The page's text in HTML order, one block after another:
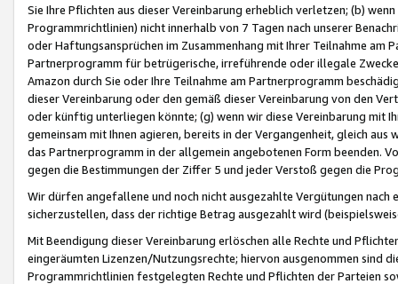
Sie Ihre Pflichten aus dieser Vereinbarung erheblich verletzen; (b)
Programmrichtlinien) nicht innerhalb von 7 Tagen nach unserer
oder Haftungsansprüchen im Zusammenhang mit Ihrer Teilnahme am
Partnerprogramm für betrügerische, irreführende oder illegale
Amazon durch Sie oder Ihre Teilnahme am Partnerprogramm
dieser Vereinbarung oder den gemäß dieser Vereinbarung von den
oder künftig unterliegen könnte; (g) wenn wir diese Vereinbarung mit
gemeinsam mit Ihnen agieren, bereits in der Vergangenheit, gleich
das Partnerprogramm in der allgemein angebotenen Form beenden.
gegen die Bestimmungen der Ziffer 5 und jeder Verstoß gegen die
Wir dürfen angefallene und noch nicht ausgezahlte Vergütungen
sicherzustellen, dass der richtige Betrag ausgezahlt wird
Mit Beendigung dieser Vereinbarung erlöschen alle Rechte und
eingeräumten Lizenzen/Nutzungsrechte; hiervon ausgenommen sind
Programmrichtlinien festgelegten Rechte und Pflichten der Parteien